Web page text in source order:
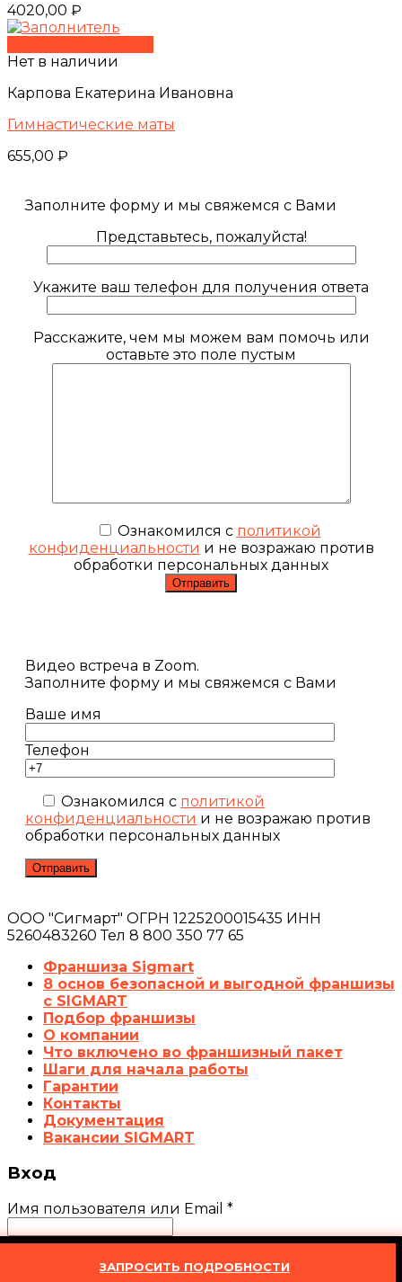
4020,00 ₽
Нет в наличии
Карпова Екатерина Ивановна
Гимнастические маты
655,00 ₽
ЗАПРОСИТЬ ПОДРОБНОСТИ
Заполните форму и мы свяжемся с Вами
Представьтесь, пожалуйста!
Укажите ваш телефон для получения ответа
Расскажите, чем мы можем вам помочь или
оставьте это поле пустым
Ознакомился с политикой
конфиденциальности и не возражаю против
обработки персональных данных
Видео встреча в Zoom.
Заполните форму и мы свяжемся с Вами
Ваше имя
Телефон
Ознакомился с политикой
конфиденциальности и не возражаю против
обработки персональных данных
ООО "Сигмарт" ОГРН 1225200015435 ИНН
5260483260 Тел 8 800 350 77 65
Франшиза Sigmart
8 основ безопасной и выгодной франшизы
с SIGMART
Подбор франшизы
О компании
Что включено во франшизный пакет
Шаги для начала работы
Гарантии
Контакты
Документация
Вакансии SIGMART
Вход
Имя пользователя или Email *